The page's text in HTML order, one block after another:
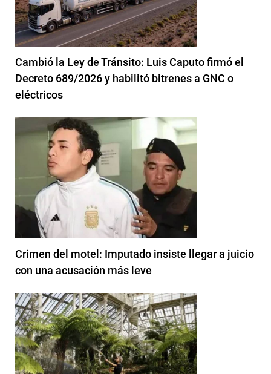
Cambió la Ley de Tránsito: Luis Caputo firmó el
Decreto 689/2026 y habilitó bitrenes a GNC o
eléctricos
Crimen del motel: Imputado insiste llegar a juicio
con una acusación más leve